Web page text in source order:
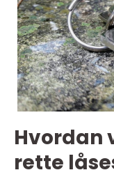
Hvordan
rette